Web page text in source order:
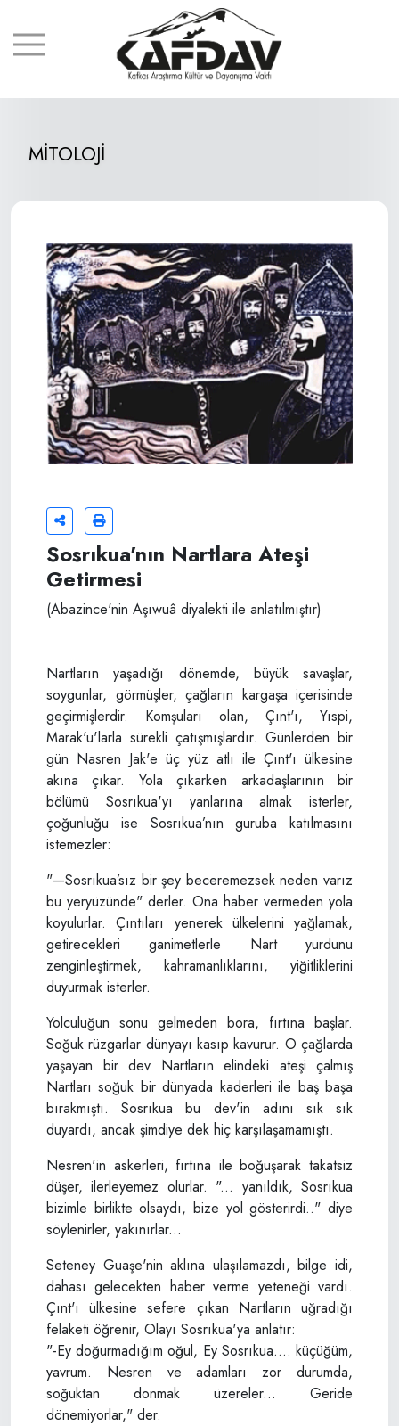
MİTOLOJİ
Sosrıkua'nın Nartlara Ateşi
Getirmesi
(Abazince'nin Aşıwuâ diyalekti ile anlatılmıştır)
Nartların yaşadığı dönemde, büyük savaşlar,
soygunlar, görmüşler, çağların kargaşa içerisinde
geçirmişlerdir. Komşuları olan, Çınt'ı, Yıspi,
Marak'u'larla sürekli çatışmışlardır. Günlerden bir
gün Nasren Jak'e üç yüz atlı ile Çınt'ı ülkesine
akına çıkar. Yola çıkarken arkadaşlarının bir
bölümü Sosrıkua'yı yanlarına almak isterler,
çoğunluğu ise Sosrıkua’nın guruba katılmasını
istemezler:
"—Sosrıkua’sız bir şey beceremezsek neden varız
bu yeryüzünde" derler. Ona haber vermeden yola
koyulurlar. Çıntıları yenerek ülkelerini yağlamak,
getirecekleri ganimetlerle Nart yurdunu
zenginleştirmek, kahramanlıklarını, yiğitliklerini
duyurmak isterler.
Yolculuğun sonu gelmeden bora, fırtına başlar.
Soğuk rüzgarlar dünyayı kasıp kavurur. O çağlarda
yaşayan bir dev Nartların elindeki ateşi çalmış
Nartları soğuk bir dünyada kaderleri ile baş başa
bırakmıştı. Sosrıkua bu dev'in adını sık sık
duyardı, ancak şimdiye dek hiç karşılaşamamıştı.
Nesren'in askerleri, fırtına ile boğuşarak takatsiz
düşer, ilerleyemez olurlar. "... yanıldık, Sosrıkua
bizimle birlikte olsaydı, bize yol gösterirdi.." diye
söylenirler, yakınırlar...
Seteney Guaşe'nin aklına ulaşılamazdı, bilge idi,
dahası gelecekten haber verme yeteneği vardı.
Çınt'ı ülkesine sefere çıkan Nartların uğradığı
felaketi öğrenir, Olayı Sosrıkua'ya anlatır:
"-Ey doğurmadığım oğul, Ey Sosrıkua.... küçüğüm,
yavrum. Nesren ve adamları zor durumda,
soğuktan donmak üzereler... Geride
dönemiyorlar," der.